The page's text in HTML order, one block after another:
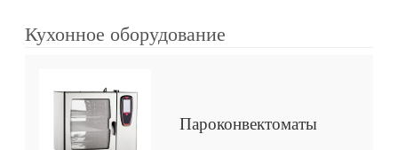
Кухонное оборудование
Пароконвектоматы